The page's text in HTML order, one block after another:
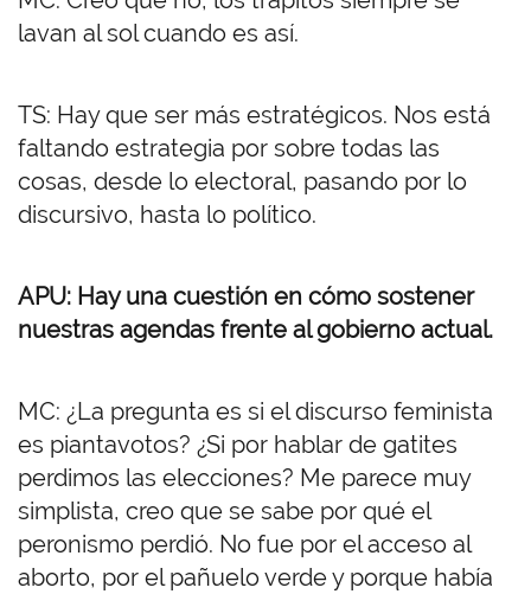
lavan al sol cuando es así.
TS: Hay que ser más estratégicos. Nos está
faltando estrategia por sobre todas las
cosas, desde lo electoral, pasando por lo
discursivo, hasta lo político.
APU: Hay una cuestión en cómo sostener
nuestras agendas frente al gobierno actual.
MC: ¿La pregunta es si el discurso feminista
es piantavotos? ¿Si por hablar de gatites
perdimos las elecciones? Me parece muy
simplista, creo que se sabe por qué el
peronismo perdió. No fue por el acceso al
aborto, por el pañuelo verde y porque había